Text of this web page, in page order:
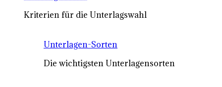
Kriterien für die Unterlagswahl
Unterlagen-Sorten
Die wichtigsten Unterlagensorten